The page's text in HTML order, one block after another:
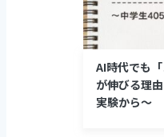
AI時代でも「
が伸びる理
実験から〜